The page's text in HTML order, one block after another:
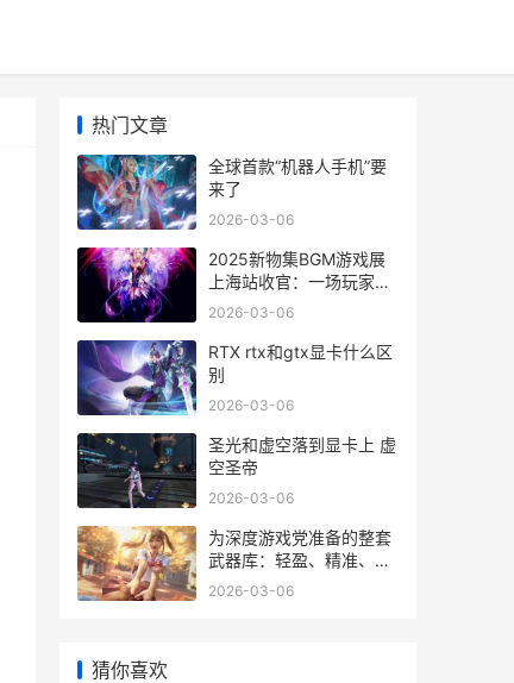
热门文章
全球首款“机器人手机”要
来了
2026-03-06
2025新物集BGM游戏展
上海站收官：一场玩家和
游戏人一起写下的周末记
2026-03-06
RTX rtx和gtx显卡什么区
别
2026-03-06
圣光和虚空落到显卡上 虚
空圣帝
2026-03-06
为深度游戏党准备的整套
武器库：轻盈、精准、顶
响应的罗技GPW组合上架
2026-03-06
猜你喜欢